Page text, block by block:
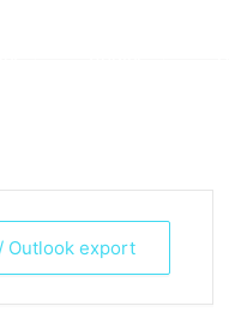
Outlook export